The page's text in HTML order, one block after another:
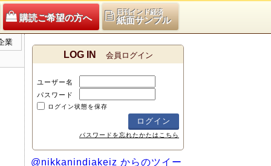
購読ご希望の方へ
日刊インド経済
紙面サンプル
業
LOG IN 会員ログイン
ユーザー名
パスワード
ログイン状態を保存
パスワードを忘れたかたはこちら
@nikkanindiakeiz からのツイー